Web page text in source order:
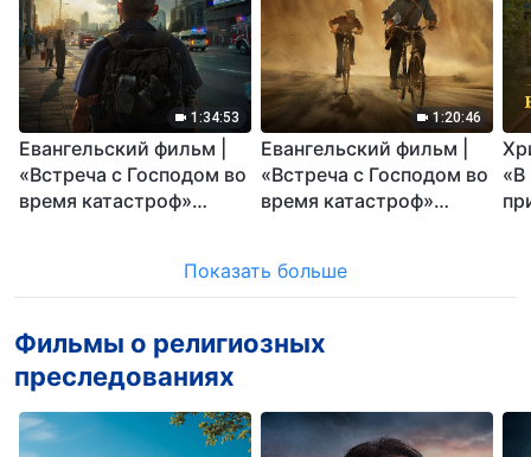
1:34:53
Евангельский фильм |
«Встреча с Господом во
время катастроф»
может обрести Божье
спасение?
1:20:46
Евангельский фильм |
«Встреча с Господом во
время катастроф»
потрясет вас!
«В
Показать больше
Фильмы о религиозных
преследованиях